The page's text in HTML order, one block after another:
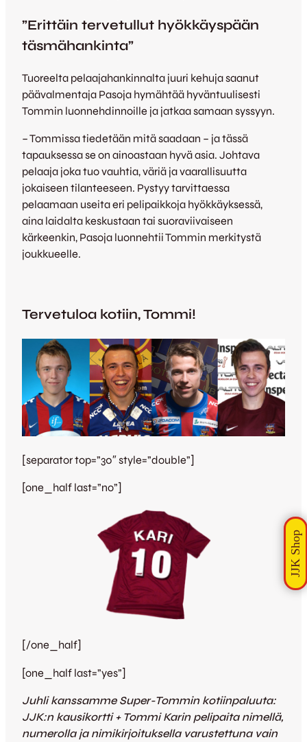
”Erittäin tervetullut hyökkäyspään
täsmähankinta”
Tuoreelta pelaajahankinnalta juuri kehuja saanut
päävalmentaja Pasoja hymähtää hyväntuulisesti
Tommin luonnehdinnoille ja jatkaa samaan syssyyn.
– Tommissa tiedetään mitä saadaan – ja tässä
tapauksessa se on ainoastaan hyvä asia. Johtava
pelaaja joka tuo vauhtia, väriä ja vaarallisuutta
jokaiseen tilanteeseen. Pystyy tarvittaessa
pelaamaan useita eri pelipaikkoja hyökkäyksessä,
aina laidalta keskustaan tai suoraviivaiseen
kärkeenkin, Pasoja luonnehtii Tommin merkitystä
joukkueelle.
Tervetuloa kotiin, Tommi!
[separator top=”30″ style=”double”]
[one_half last=”no”]
[/one_half]
[one_half last=”yes”]
Juhli kanssamme Super-Tommin kotiinpaluuta:
JJK:n kausikortti + Tommi Karin pelipaita nimellä,
numerolla ja nimikirjoituksella varustettuna vain